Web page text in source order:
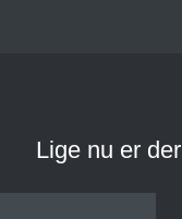
Lige nu er der